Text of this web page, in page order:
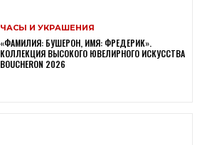
ЧАСЫ И УКРАШЕНИЯ
«ФАМИЛИЯ: БУШЕРОН, ИМЯ: ФРЕДЕРИК».
КОЛЛЕКЦИЯ ВЫСОКОГО ЮВЕЛИРНОГО ИСКУССТВА
BOUCHERON 2026